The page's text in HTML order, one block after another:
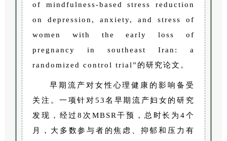
of mindfulness-based stress reduction
on depression, anxiety, and stress of
women with the early loss of
pregnancy in southeast Iran: a
randomized control trial”的研究论文。
早期流产对女性心理健康的影响备受
关注。一项针对53名早期流产妇女的研究
发现，经过8次MBSR干预，总时长为4个
月，大多数参与者的焦虑、抑郁和压力有